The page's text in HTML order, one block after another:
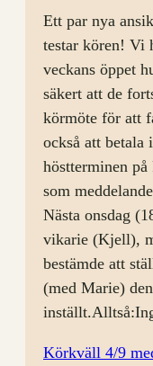
Ett par nya
testar kören! Vi
veckans öppet
säkert att de
körmöte för att
också att
höstterminen
som
Nästa onsdag
vikarie (Kjell),
bestämde att
(med Marie)
Körkväll 4/9